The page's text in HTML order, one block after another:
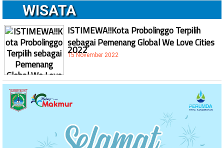
WISATA
ISTIMEWA!!Kota Probolinggo Terpilih
sebagai Pemenang Global We Love Cities
2022
15 November 2022